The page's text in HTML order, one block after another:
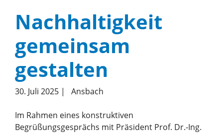
Nachhaltigkeit
gemeinsam
gestalten
30. Juli 2025 | Ansbach
Im Rahmen eines konstruktiven
Begrüßungsgesprächs mit Präsident Prof. Dr.-Ing.